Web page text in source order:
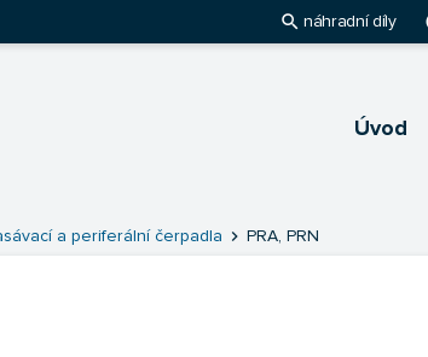
search náhradní díly
Úvod
a periferální čerpadla chevron_right PRA, PRN